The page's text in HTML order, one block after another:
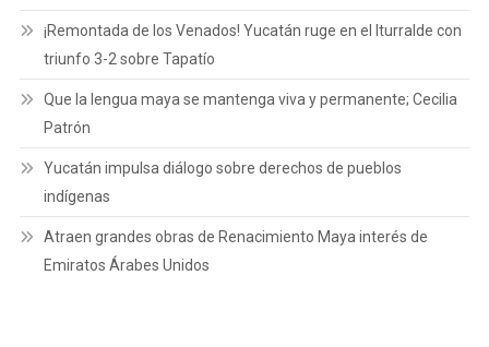
¡Remontada de los Venados! Yucatán ruge en el Iturralde con
triunfo 3-2 sobre Tapatío
Que la lengua maya se mantenga viva y permanente; Cecilia
Patrón
Yucatán impulsa diálogo sobre derechos de pueblos
indígenas
Atraen grandes obras de Renacimiento Maya interés de
Emiratos Árabes Unidos